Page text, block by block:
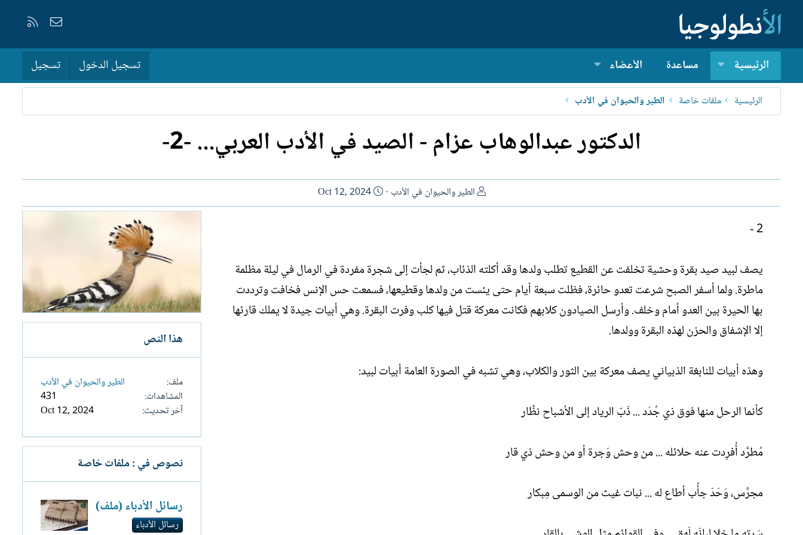
إتصل بنا
الرئيسية مساعدة الأعضاء تسجيل الدخول تسجيل
الرئيسية ملفات خاصة الطير والحيوان في الأدب
الدكتور عبدالوهاب عزام - الصيد في الأدب العربي... -2-
ا
ل
ب
الطير والحيوان في الأدب
ت
ا
ا
ل
إ
ش
Oct 12, 2024
2 -
يصف لبيد صيد بقرة وحشية تخلفت عن القطيع تطلب ولدها وقد أكلته الذئاب، ثم لجأت إلى شجرة مفردة في الرمال في ليلة مظلمة
ماطرة. ولما أسفر الصبح شرعت تعدو حائرة، فظلت سبعة أيام حتى يئست من ولدها وقطيعها، فسمعت حس الإنس فخافت وترددت
بها الحيرة بين العدو أمام وخلف. وأرسل الصيادون كلابهم فكانت معركة قتل فيها كلب وفرت البقرة. وهي أبيات جيدة لا يملك قارئها
إلا الإشفاق والحزن لهذه البقرة وولدها.
وهذه أبيات للنابغة الذبياني يصف معركة بين الثور والكلاب، وهي تشبه في الصورة العامة أبيات لبيد:
كأنما الرحل منها فوق ذي جُدَد ... ذَبّ الرياد إلى الأشباح نظَّار
مُطرَّد أُفرِدت عنه حلائله ... من وحش وَجرة أو من وحش ذي قار
مجرَّس، وَحَدَ جأُب أطاع له ... نبات غيث من الوسمى مِبكار
هذا النص
ملف
الطير والحيوان في الأدب
المشاهدات
431
آخر تحديث
Oct 12, 2024
نصوص في : ملفات خاصة
رسائل الأدباء (ملف)
رسائل الأدباء